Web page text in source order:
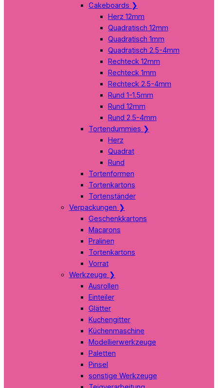
Cakeboards ❯
Herz 12mm
Quadratisch 12mm
Quadratisch 1mm
Quadratisch 2.5-4mm
Rechteck 12mm
Rechteck 1mm
Rechteck 2.5-4mm
Rund 1-1.5mm
Rund 12mm
Rund 2.5-4mm
Tortendummies ❯
Herz
Quadrat
Rund
Tortenformen
Tortenkartons
Tortenständer
Verpackungen ❯
Geschenkkartons
Macarons
Pralinen
Tortenkartons
Vorrat
Werkzeuge ❯
Ausrollen
Einteiler
Glätter
Kuchengitter
Küchenmaschine
Modellierwerkzeuge
Paletten
Pinsel
sonstige Werkzeuge